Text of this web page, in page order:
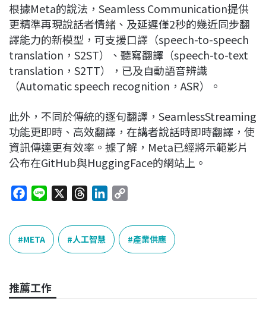
根據Meta的說法，Seamless Communication提供
更精準再現說話者情緒、及延遲僅2秒的幾近同步翻
譯能力的新模型，可支援口譯（speech-to-speech
translation，S2ST）、聽寫翻譯（speech-to-text
translation，S2TT），已及自動語音辨識
（Automatic speech recognition，ASR）。
此外，不同於傳統的逐句翻譯，SeamlessStreaming
功能更即時、高效翻譯，在講者說話時即時翻譯，使
資訊傳達更有效率。據了解，Meta已經將示範影片
公布在GitHub與HuggingFace的網站上。
c
e
b
o
k
n
r
e
a
n
e
n
p
y
L
k
META 人工智慧 產業供應
推薦工作